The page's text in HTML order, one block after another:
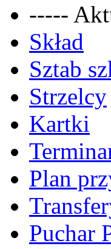
-----
Skład
Sztab
Strzelcy
Kartki
Plan
Puchar